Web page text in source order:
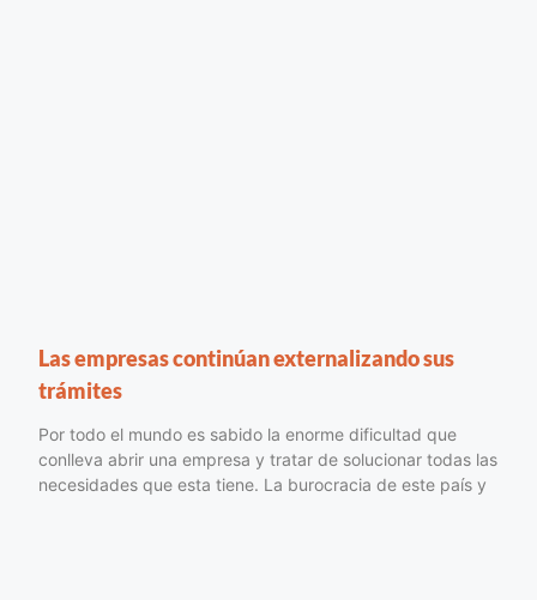
Las empresas continúan externalizando sus
trámites
Por todo el mundo es sabido la enorme dificultad que
conlleva abrir una empresa y tratar de solucionar todas las
necesidades que esta tiene. La burocracia de este país y